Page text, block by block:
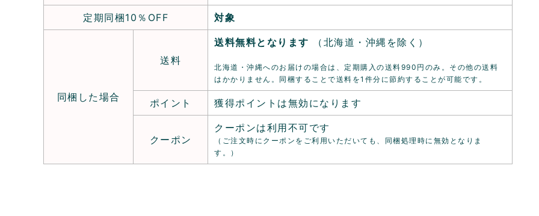
定期同梱10％OFF 対象
同梱した場合
送料
送料無料となります （北海道・沖縄を除く）
北海道・沖縄へのお届けの場合は、定期購入の送料990円のみ。その他の送料
はかかりません。同梱することで送料を1件分に節約することが可能です。
ポイント 獲得ポイントは無効になります
クーポン
クーポンは利用不可です
（ご注文時にクーポンをご利用いただいても、同梱処理時に無効となりま
す。）